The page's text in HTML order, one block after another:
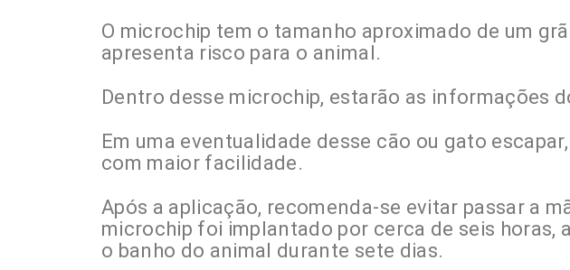
O microchip tem o tamanho aproximado de um
apresenta risco para o animal.
Dentro desse microchip, estarão as informações
Em uma eventualidade desse cão ou gato
com maior facilidade.
Após a aplicação, recomenda-se evitar passar a
microchip foi implantado por cerca de seis horas,
o banho do animal durante sete dias.